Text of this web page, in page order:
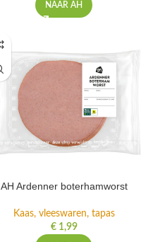
NAAR AH
AH Ardenner boterhamworst
Kaas, vleeswaren, tapas
€1,99